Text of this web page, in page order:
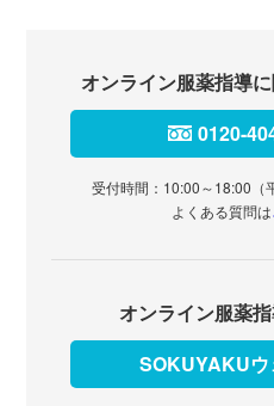
オンライン服薬指導
0120-
受付時間：10:00～18:00（
よくある質問は
オンライン服薬
SOKUYAKU